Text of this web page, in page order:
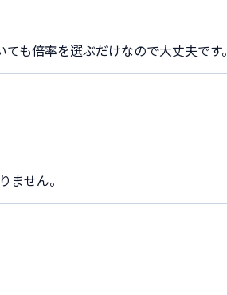
も倍率を選ぶだけなので大丈夫です。
ません。